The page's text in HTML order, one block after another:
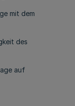
mit dem
des
auf